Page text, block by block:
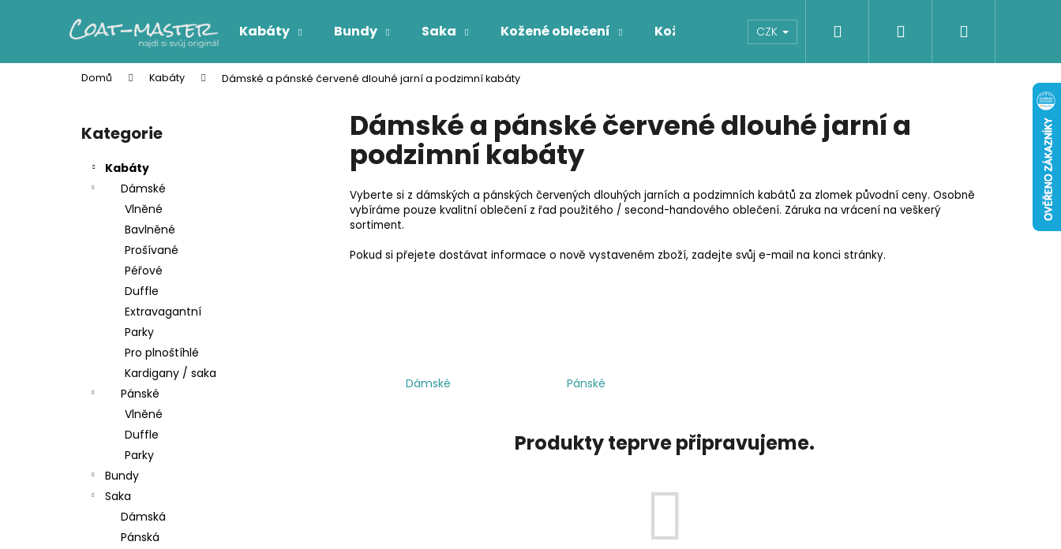
Kabáty Bundy Saka Kožené oblečení Kožichy Boty Dětské
CZK Přihlášení
Domů Kabáty Dámské a pánské červené dlouhé jarní a podzimní kabáty
Přeskočit
kategorie
Kategorie
Kabáty
Dámské
Vlněné
Bavlněné
Prošívané
Péřové
Duffle
Extravagantní
Parky
Pro plnoštíhlé
Kardigany / saka
Pánské
Vlněné
Duffle
Parky
Bundy
Saka
Dámská
Pánská
Dámské a pánské červené dlouhé jarní a
podzimní kabáty
Vyberte si z dámských a pánských červených dlouhých jarních a podzimních kabátů za zlomek původní ceny. Osobně
vybíráme pouze kvalitní oblečení z řad použitého / second-handového oblečení. Záruka na vrácení na veškerý
sortiment.
Pokud si přejete dostávat informace o nově vystaveném zboží, zadejte svůj e-mail na konci stránky.
Dámské Pánské
Produkty teprve připravujeme.
í
Zpět
do
obchodu
Zpět
do
obchodu
Co potřebujete najít?
HLEDAT